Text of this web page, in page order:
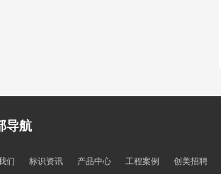
导航
们 标识资讯 产品中心 工程案例 创美招聘